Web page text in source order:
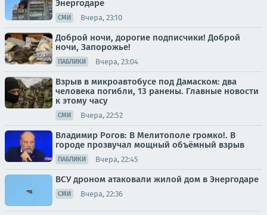
Энергодаре
СМИ Вчера, 23:10
Доброй ночи, дорогие подписчики! Доброй
ночи, Запорожье!
ПАБЛИКИ Вчера, 23:04
Взрыв в микроавтобусе под Дамаском: два
человека погибли, 13 ранены. Главные новости
к этому часу
СМИ Вчера, 22:52
Владимир Рогов: В Мелитополе громко!. В
городе прозвучал мощный объёмный взрыв
ПАБЛИКИ Вчера, 22:45
ВСУ дроном атаковали жилой дом в Энергодаре
СМИ Вчера, 22:36